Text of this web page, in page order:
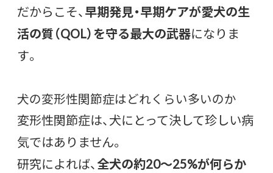
だからこそ、早期発見・早期ケアが愛犬の生
活の質（QOL）を守る最大の武器になりま
す。
犬の変形性関節症はどれくらい多いのか
変形性関節症は、犬にとって決して珍しい病
気ではありません。
研究によれば、全犬の約20〜25%が何らか